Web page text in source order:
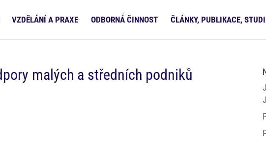
VZDĚLÁNÍ A PRAXE ODBORNÁ ČINNOST ČLÁNKY, PUBLIKACE,
malých a středních podniků